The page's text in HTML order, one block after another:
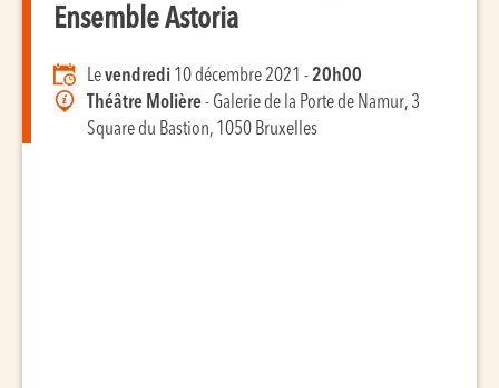
Ensemble Astoria
Levendredi 10 décembre 2021 -20h00
Théâtre Molière- Galerie de la Porte de Namur, 3
Square du Bastion, 1050 Bruxelles